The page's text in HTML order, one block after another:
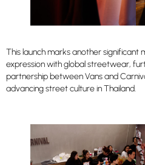
This launch marks another significant
expression with global streetwear,
partnership between Vans and
advancing street culture in Thailand.